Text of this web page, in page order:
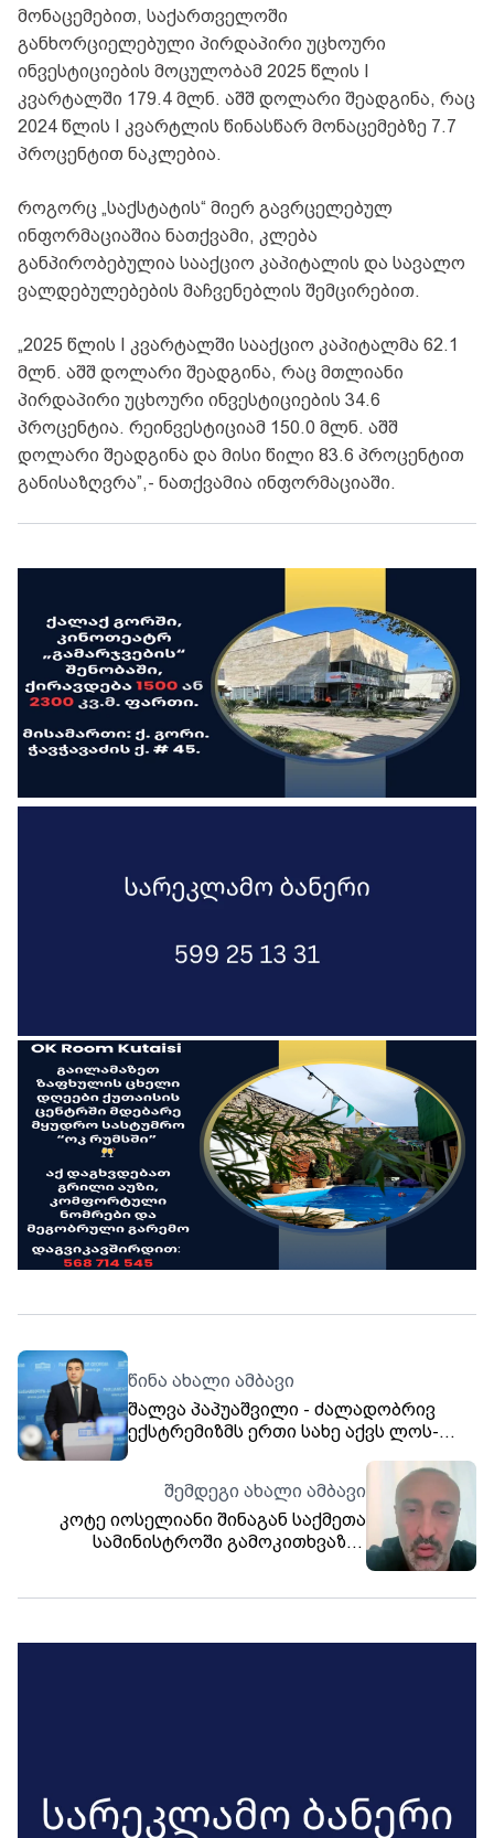
მონაცემებით, საქართველოში
განხორციელებული პირდაპირი უცხოური
ინვესტიციების მოცულობამ 2025 წლის I
კვარტალში 179.4 მლნ. აშშ დოლარი შეადგინა, რაც
2024 წლის I კვარტლის წინასწარ მონაცემებზე 7.7
პროცენტით ნაკლებია.
როგორც „საქსტატის“ მიერ გავრცელებულ
ინფორმაციაშია ნათქვამი, კლება
განპირობებულია სააქციო კაპიტალის და სავალო
ვალდებულებების მაჩვენებლის შემცირებით.
„2025 წლის I კვარტალში სააქციო კაპიტალმა 62.1
მლნ. აშშ დოლარი შეადგინა, რაც მთლიანი
პირდაპირი უცხოური ინვესტიციების 34.6
პროცენტია. რეინვესტიციამ 150.0 მლნ. აშშ
დოლარი შეადგინა და მისი წილი 83.6 პროცენტით
განისაზღვრა”,- ნათქვამია ინფორმაციაში.
წინა ახალი ამბავი
შალვა პაპუაშვილი - ძალადობრივ
ექსტრემიზმს ერთი სახე აქვს ლოს-
შემდეგი ახალი ამბავი
კოტე იოსელიანი შინაგან საქმეთა
სამინისტროში გამოკითხვაზეა